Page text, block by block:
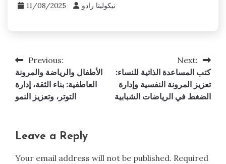
11/08/2025 نيكوليتا رادو
Post
navigation
Previous:
الأطفال والرياضة والمرونة
العاطفية: بناء الثقة، إدارة
التوتر، وتعزيز النمو
Next:
كتب المساعدة الذاتية للنساء:
تعزيز المرونة النفسية وإدارة
الضغط في الرياضات الشبابية
Leave a Reply
Your email address will not be published. Required